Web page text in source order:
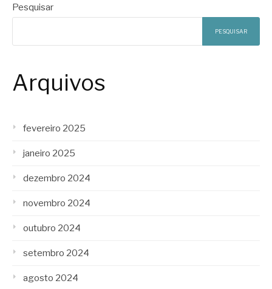
Pesquisar
PESQUISAR
Arquivos
fevereiro 2025
janeiro 2025
dezembro 2024
novembro 2024
outubro 2024
setembro 2024
agosto 2024